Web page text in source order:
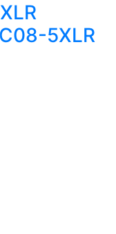
5XLR